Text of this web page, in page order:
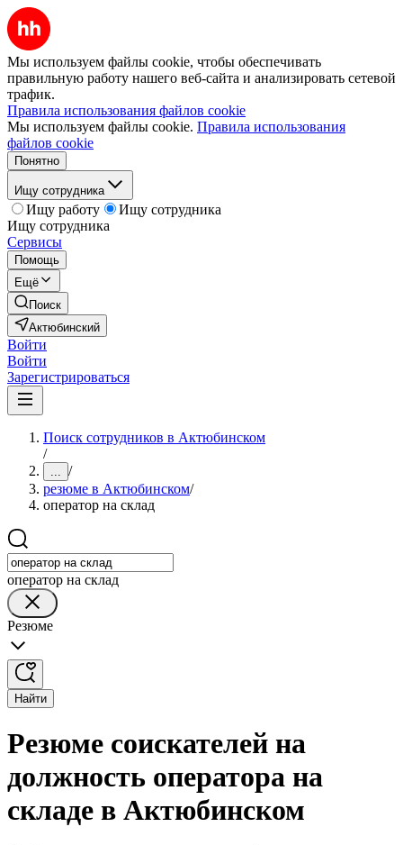
Мы используем файлы cookie, чтобы обеспечивать
правильную работу нашего веб-сайта и анализировать сетевой
трафик.
Правила использования файлов cookie
Мы используем файлы cookie. Правила использования
файлов cookie
Понятно
Ищу сотрудника
Ищу работу
Ищу сотрудника
Ищу сотрудника
Сервисы
Помощь
Ещё
Поиск
Актюбинский
Войти
Войти
Зарегистрироваться
Поиск сотрудников в Актюбинском
/
... /
резюме в Актюбинском/
оператор на склад
оператор на склад
Резюме
Найти
Резюме соискателей на
должность оператора на
складе в Актюбинском